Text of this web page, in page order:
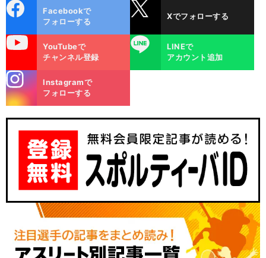
ok
Facebookで
フォローする
Xでフォローする
YouTubeで
チャンネル登録
LINE
LINEで
アカウント追加
m
Instagramで
フォローする